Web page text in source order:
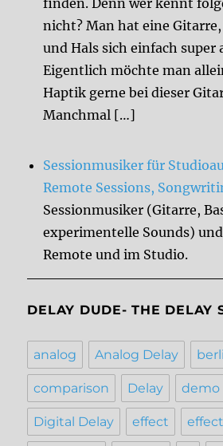
finden. Denn wer kennt
nicht? Man hat eine
und Hals sich einfach super
Eigentlich möchte man
Haptik gerne bei dieser
Manchmal […]
Sessionmusiker für
Remote Sessions,
Sessionmusiker (Gitarre,
experimentelle Sounds)
Remote und im Studio.
DELAY DUDE- THE DELAY
analog Analog Delay
comparison Delay demo
Digital Delay effect